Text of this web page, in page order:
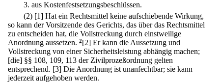
3. aus Kostenfestsetzungsbeschlüssen.
(2) [1] Hat ein Rechtsmittel keine aufschiebende Wirkung,
so kann der Vorsitzende des Gerichts, das über das Rechtsmittel
zu entscheiden hat, die Vollstreckung durch einstweilige
Anordnung aussetzen. 2 [2] Er kann die Aussetzung und
Vollstreckung von einer Sicherheitsleistung abhängig machen;
[die] §§ 108, 109, 113 der Zivilprozeßordnung gelten
entsprechend. [3] Die Anordnung ist unanfechtbar; sie kann
jederzeit aufgehoben werden.